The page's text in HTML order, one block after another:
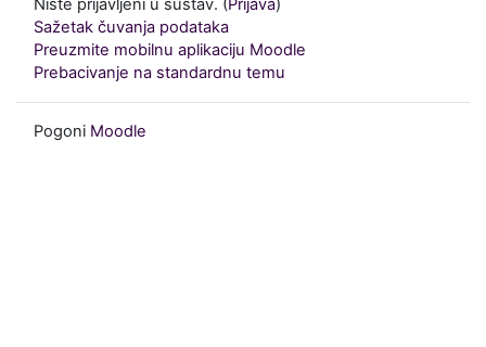
Niste prijavljeni u sustav. (Prijava)
Sažetak čuvanja podataka
Preuzmite mobilnu aplikaciju Moodle
Prebacivanje na standardnu temu
Pogoni Moodle